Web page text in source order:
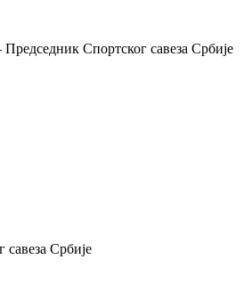
Спортског савеза Србије
савеза Србије